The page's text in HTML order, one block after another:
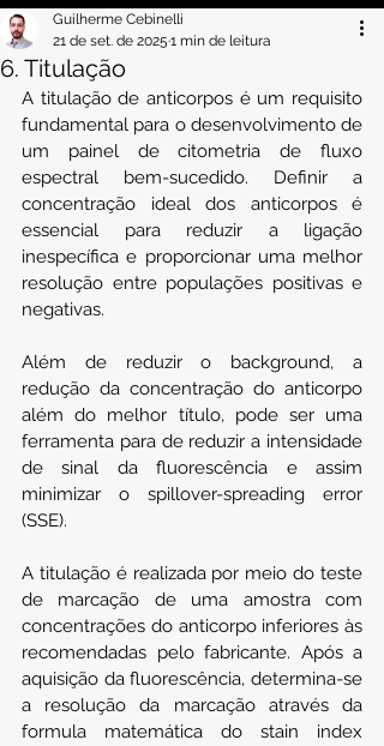
6. Titulação
Guilherme Cebinelli
21 de set. de 2025 1 min de leitura
A titulação de anticorpos é um requisito
fundamental para o desenvolvimento de
um painel de citometria de fluxo
espectral bem-sucedido. Definir a
concentração ideal dos anticorpos é
essencial para reduzir a ligação
inespecífica e proporcionar uma melhor
resolução entre populações positivas e
negativas.
Além de reduzir o background, a
redução da concentração do anticorpo
além do melhor título, pode ser uma
ferramenta para de reduzir a intensidade
de sinal da fluorescência e assim
minimizar o spillover-spreading error
(SSE).
A titulação é realizada por meio do teste
de marcação de uma amostra com
concentrações do anticorpo inferiores às
recomendadas pelo fabricante. Após a
aquisição da fluorescência, determina-se
a resolução da marcação através da
formula matemática do stain index